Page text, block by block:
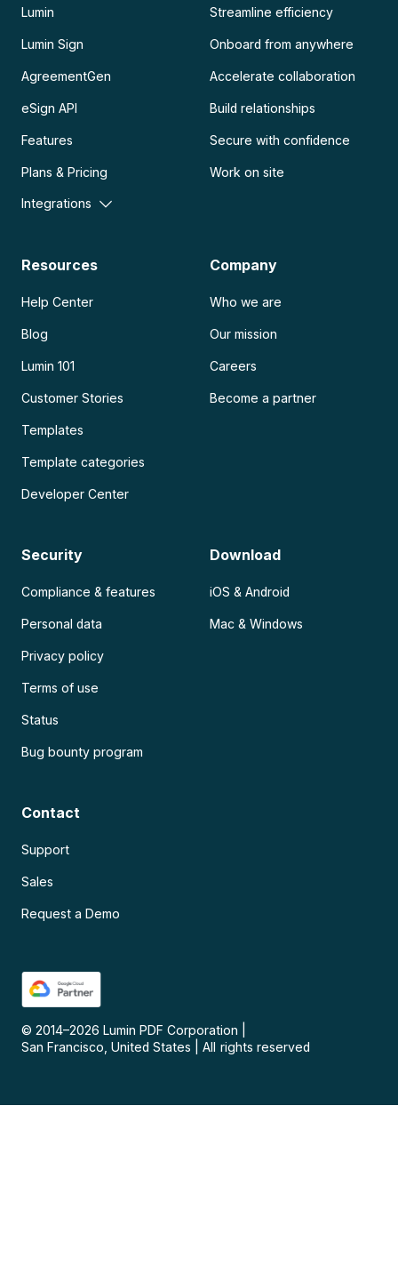
Lumin
Lumin Sign
AgreementGen
eSign API
Features
Plans & Pricing
Integrations
Streamline efficiency
Onboard from anywhere
Accelerate collaboration
Build relationships
Secure with confidence
Work on site
Resources
Help Center
Blog
Lumin 101
Customer Stories
Templates
Template categories
Developer Center
Company
Who we are
Our mission
Careers
Become a partner
Security
Compliance & features
Personal data
Privacy policy
Terms of use
Status
Bug bounty program
Download
iOS & Android
Mac & Windows
Contact
Support
Sales
Request a Demo
© 2014–2026 Lumin PDF Corporation
San Francisco, United States
All rights reserved